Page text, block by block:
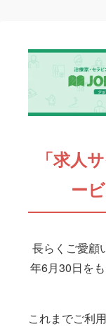
「求人
ー
長らくご愛顧
年6月30日を
これまでご利